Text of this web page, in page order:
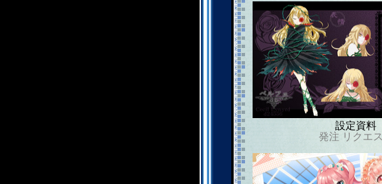
設定資料
発注 リクエ